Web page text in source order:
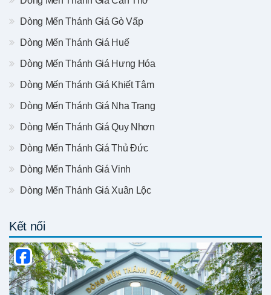
Dòng Mến Thánh Giá Gò Vấp
Dòng Mến Thánh Giá Huế
Dòng Mến Thánh Giá Hưng Hóa
Dòng Mến Thánh Giá Khiết Tâm
Dòng Mến Thánh Giá Nha Trang
Dòng Mến Thánh Giá Quy Nhơn
Dòng Mến Thánh Giá Thủ Đức
Dòng Mến Thánh Giá Vinh
Dòng Mến Thánh Giá Xuân Lộc
Kết nối